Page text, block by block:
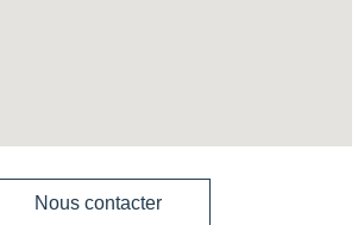
Nous contacter